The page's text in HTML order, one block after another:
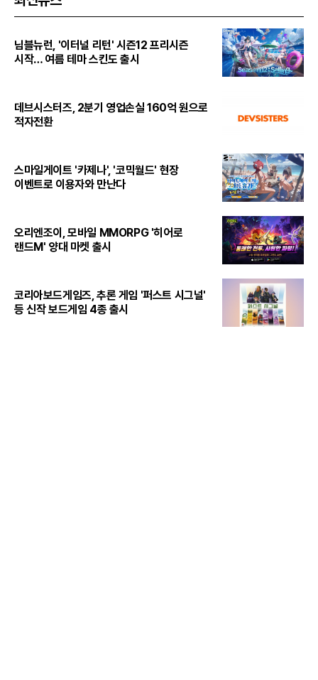
님블뉴런, '이터널 리턴' 시즌12 프리시즌
시작… 여름 테마 스킨도 출시
데브시스터즈, 2분기 영업손실 160억 원으로
적자전환
스마일게이트 '카제나', '코믹월드' 현장
이벤트로 이용자와 만난다
오리엔조이, 모바일 MMORPG '히어로
랜드M' 양대 마켓 출시
코리아보드게임즈, 추론 게임 '퍼스트 시그널'
등 신작 보드게임 4종 출시